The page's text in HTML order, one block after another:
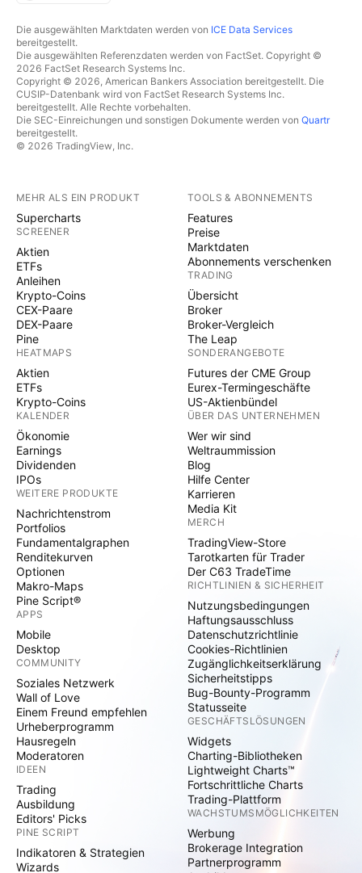
Die ausgewählten Marktdaten werden von ICE Data Services
bereitgestellt.
Die ausgewählten Referenzdaten werden von FactSet. Copyright ©
2026 FactSet Research Systems Inc.
Copyright © 2026, American Bankers Association bereitgestellt. Die
CUSIP-Datenbank wird von FactSet Research Systems Inc.
bereitgestellt. Alle Rechte vorbehalten.
Die SEC-Einreichungen und sonstigen Dokumente werden von Quartr
bereitgestellt.
© 2026 TradingView, Inc.
MEHR ALS EIN PRODUKT
Supercharts
SCREENER
Aktien
ETFs
Anleihen
Krypto-Coins
CEX-Paare
DEX-Paare
Pine
HEATMAPS
Aktien
ETFs
Krypto-Coins
KALENDER
Ökonomie
Earnings
Dividenden
IPOs
WEITERE PRODUKTE
Nachrichtenstrom
Portfolios
Fundamentalgraphen
Renditekurven
Optionen
Makro-Maps
Pine Script®
APPS
Mobile
Desktop
COMMUNITY
Soziales Netzwerk
Wall of Love
Einem Freund empfehlen
Urheberprogramm
Hausregeln
Moderatoren
IDEEN
Trading
Ausbildung
Editors' Picks
PINE SCRIPT
Indikatoren & Strategien
Wizards
TOOLS & ABONNEMENTS
Features
Preise
Marktdaten
Abonnements verschenken
TRADING
Übersicht
Broker
Broker-Vergleich
The Leap
SONDERANGEBOTE
Futures der CME Group
Eurex-Termingeschäfte
US-Aktienbündel
ÜBER DAS UNTERNEHMEN
Wer wir sind
Weltraummission
Blog
Hilfe Center
Karrieren
Media Kit
MERCH
TradingView-Store
Tarotkarten für Trader
Der C63 TradeTime
RICHTLINIEN & SICHERHEIT
Nutzungsbedingungen
Haftungsausschluss
Datenschutzrichtlinie
Cookies-Richtlinien
Zugänglichkeitserklärung
Sicherheitstipps
Bug-Bounty-Programm
Statusseite
GESCHÄFTSLÖSUNGEN
Widgets
Charting-Bibliotheken
Lightweight Charts™
Fortschrittliche Charts
Trading-Plattform
WACHSTUMSMÖGLICHKEITEN
Werbung
Brokerage Integration
Partnerprogramm